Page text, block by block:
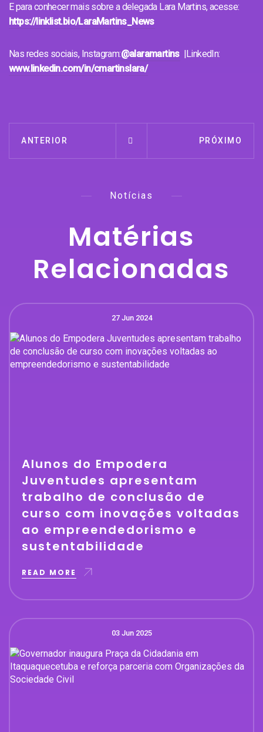
E para conhecer mais sobre a delegada Lara Martins, acesse:
https://linklist.bio/LaraMartins_News
Nas redes sociais, Instagram:@alaramartins|LinkedIn:
www.linkedin.com/in/cmartinslara/
ANTERIOR PRÓXIMO
Notícias
Matérias
Relacionadas
27 Jun 2024
Alunos do Empodera
Juventudes apresentam
trabalho de conclusão de
curso com inovações voltadas
ao empreendedorismo e
sustentabilidade
READ MORE
03 Jun 2025